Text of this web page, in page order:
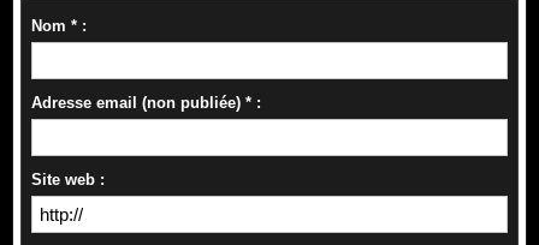
Nom * :
Adresse email (non publiée) * :
Site web :